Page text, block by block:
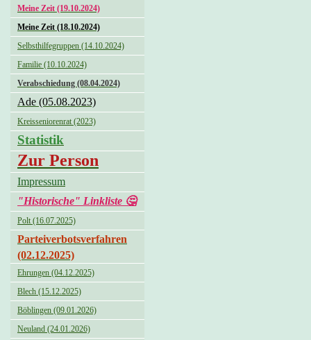
Meine Zeit (19.10.2024)
Meine Zeit (18.10.2024)
Selbsthilfegruppen (14.10.2024)
Familie (10.10.2024)
Verabschiedung (08.04.2024)
Ade (05.08.2023)
Kreisseniorenrat (2023)
Statistik
Zur Person
Impressum
"Historische" Linkliste 🤔
Polt (16.07.2025)
Parteiverbotsverfahren
(02.12.2025)
Ehrungen (04.12.2025)
Blech (15.12.2025)
Böblingen (09.01.2026)
Neuland (24.01.2026)